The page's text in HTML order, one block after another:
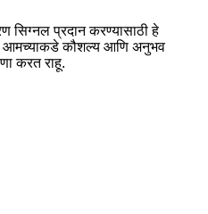
सिग्नल प्रदान करण्यासाठी हे
आमच्याकडे कौशल्य आणि अनुभव
करत राहू.